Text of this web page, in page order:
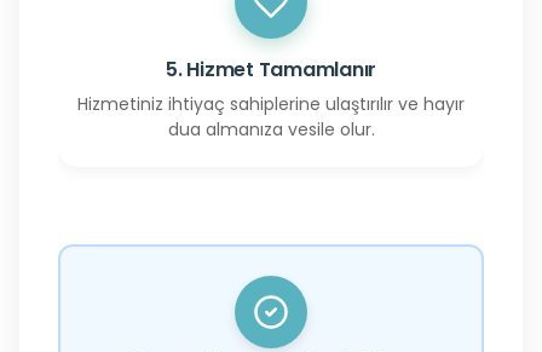
5. Hizmet Tamamlanır
Hizmetiniz ihtiyaç sahiplerine ulaştırılır ve hayır
dua almanıza vesile olur.